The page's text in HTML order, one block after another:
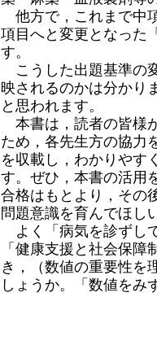
他方で，これまで中
項目へと変更となった
す。
こうした出題基準の
映されるのかは分かり
と思われます。
本書は，読者の皆様
ため，各先生方の協力
を収載し，わかりやす
す。ぜひ，本書の活用
合格はもとより，その
問題意識を育んでほし
よく「病気を診ずし
「健康支援と社会保
き，（数値の重要性を
しょうか。「数値を